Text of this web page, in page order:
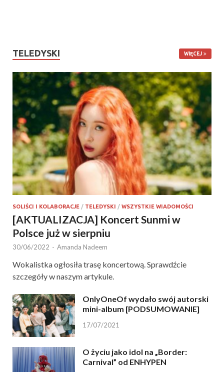
TELEDYSKI WIĘCEJ
SOLIŚCI I KOLABORACJE / TELEDYSKI / WSZYSTKIE WIADOMOŚCI
[AKTUALIZACJA] Koncert Sunmi w
Polsce już w sierpniu
30/06/2022 - Amanda Nadeem
Wokalistka ogłosiła trasę koncertową. Sprawdźcie
szczegóły w naszym artykule.
OnlyOneOf wydało swój autorski
mini-album [PODSUMOWANIE]
17/07/2021
O życiu jako idol na „Border:
Carnival” od ENHYPEN